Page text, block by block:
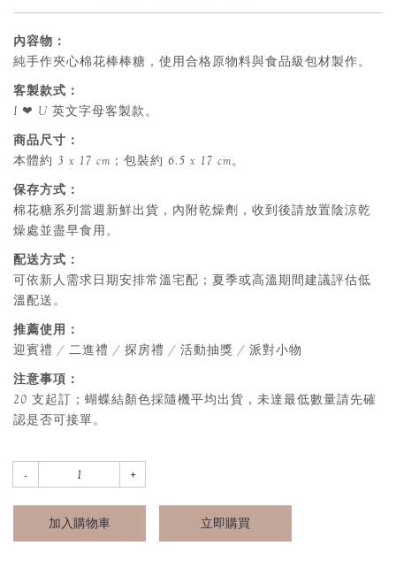
內容物：
純手作夾心棉花棒棒糖，使用合格原物料與食品級包材製作。
客製款式：
I ❤ U 英文字母客製款。
商品尺寸：
本體約 3 x 17 cm；包裝約 6.5 x 17 cm。
保存方式：
棉花糖系列當週新鮮出貨，內附乾燥劑，收到後請放置陰涼乾
燥處並盡早食用。
配送方式：
可依新人需求日期安排常溫宅配；夏季或高溫期間建議評估低
溫配送。
推薦使用：
迎賓禮 / 二進禮 / 探房禮 / 活動抽獎 / 派對小物
注意事項：
20 支起訂；蝴蝶結顏色採隨機平均出貨，未達最低數量請先確
認是否可接單。
加入購物車 立即購買